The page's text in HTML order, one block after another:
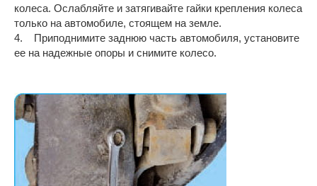
колеса. Ослабляйте и затягивайте гайки крепления колеса
только на автомобиле, стоящем на земле.
4. Приподнимите заднюю часть автомобиля, установите
ее на надежные опоры и снимите колесо.